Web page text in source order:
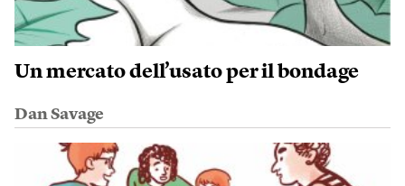
Un mercato dell’usato per il bondage
Dan Savage